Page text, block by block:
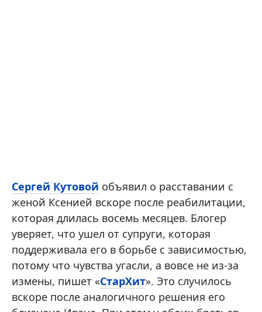
Сергей Кутовой объявил о расставании с
женой Ксенией вскоре после реабилитации,
которая длилась восемь месяцев. Блогер
уверяет, что ушел от супруги, которая
поддерживала его в борьбе с зависимостью,
потому что чувства угасли, а вовсе не из-за
измены, пишет «СтарХит». Это случилось
вскоре после аналогичного решения его